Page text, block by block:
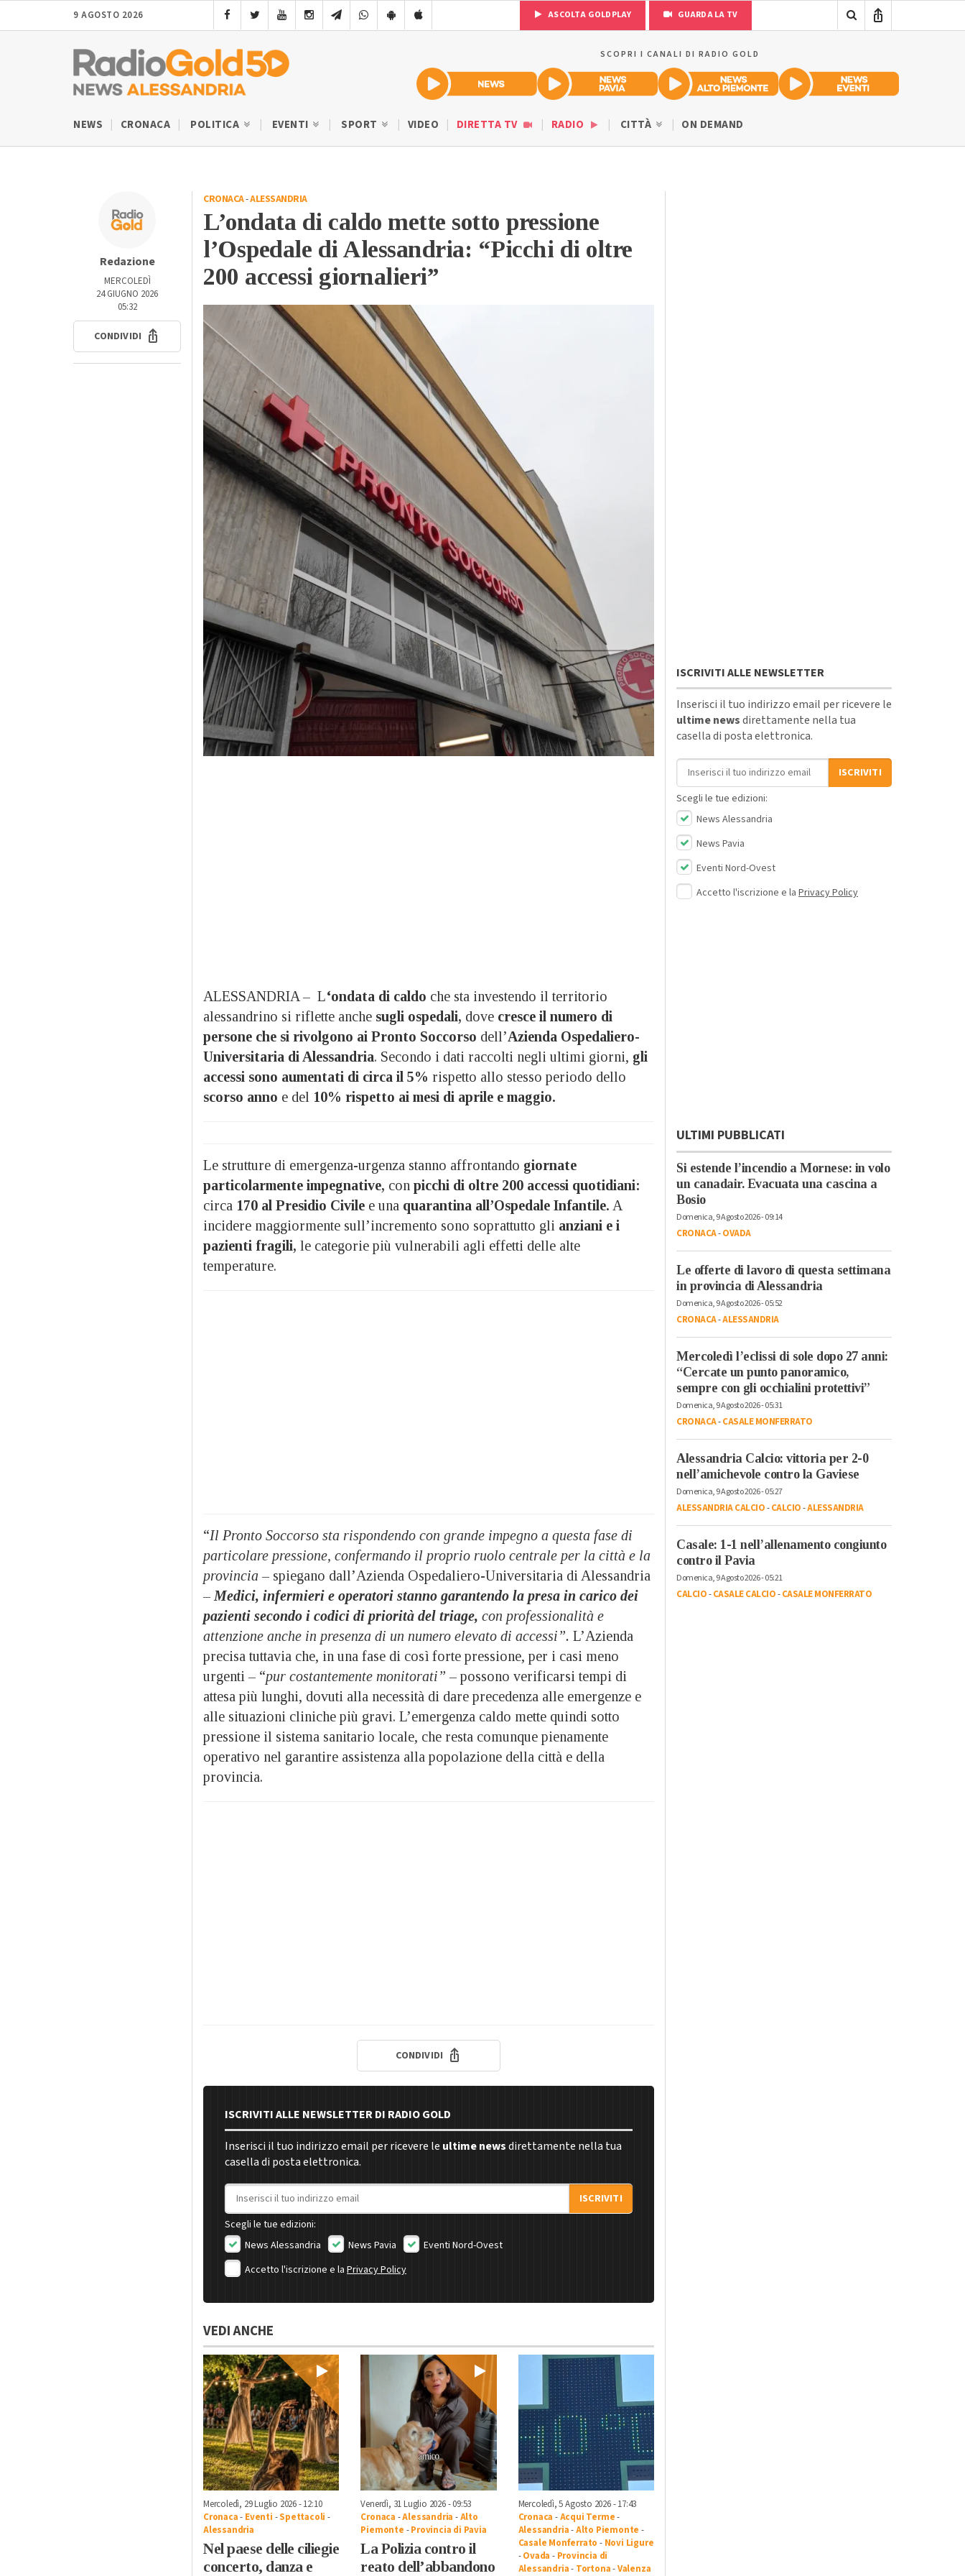
9 AGOSTO 2026 ASCOLTA GOLDPLAY GUARDA LA TV
SCOPRI I CANALI DI RADIO GOLD
NEWS CRONACA POLITICA EVENTI SPORT VIDEO DIRETTA TV RADIO CITTÀ ON DEMAND
Redazione
MERCOLEDÌ
24 GIUGNO 2026
05:32
CONDIVIDI
CRONACA-ALESSANDRIA
L’ondata di caldo mette sotto pressione
l’Ospedale di Alessandria: “Picchi di oltre
200 accessi giornalieri”
ALESSANDRIA – L‘ondata di caldo che sta investendo il territorio
alessandrino si riflette anche sugli ospedali, dove cresce il numero di
persone che si rivolgono ai Pronto Soccorso dell’Azienda Ospedaliero-
Universitaria di Alessandria. Secondo i dati raccolti negli ultimi giorni, gli
accessi sono aumentati di circa il 5% rispetto allo stesso periodo dello
scorso anno e del 10% rispetto ai mesi di aprile e maggio.
Le strutture di emergenza-urgenza stanno affrontando giornate
particolarmente impegnative, con picchi di oltre 200 accessi quotidiani:
circa 170 al Presidio Civile e una quarantina all’Ospedale Infantile. A
incidere maggiormente sull’incremento sono soprattutto gli anziani e i
pazienti fragili, le categorie più vulnerabili agli effetti delle alte
temperature.
“Il Pronto Soccorso sta rispondendo con grande impegno a questa fase di
particolare pressione, confermando il proprio ruolo centrale per la città e la
provincia– spiegano dall’Azienda Ospedaliero-Universitaria di Alessandria
– Medici, infermieri e operatori stanno garantendo la presa in carico dei
pazienti secondo i codici di priorità del triage, con professionalità e
attenzione anche in presenza di un numero elevato di accessi”. L’Azienda
precisa tuttavia che, in una fase di così forte pressione, per i casi meno
urgenti – “pur costantemente monitorati” – possono verificarsi tempi di
attesa più lunghi, dovuti alla necessità di dare precedenza alle emergenze e
alle situazioni cliniche più gravi. L’emergenza caldo mette quindi sotto
pressione il sistema sanitario locale, che resta comunque pienamente
operativo nel garantire assistenza alla popolazione della città e della
provincia.
CONDIVIDI
ISCRIVITI ALLE NEWSLETTER DI RADIO GOLD
Inserisci il tuo indirizzo email per ricevere le ultime newsdirettamente nella tua
casella di posta elettronica.
Indirizzo email
ISCRIVITI
Scegli le tue edizioni:
News Alessandria
News Pavia
Eventi Nord-Ovest
Accetto l'iscrizione e la Privacy Policy
VEDI ANCHE
Mercoledì, 29 Luglio 2026 - 12:10
Cronaca- Eventi -Spettacoli -
Alessandria
Nel paese delle ciliegie
concerto, danza e
Venerdì, 31 Luglio 2026 - 09:53
Cronaca -Alessandria -Alto
Piemonte -Provincia di Pavia
La Polizia contro il
reato dell’abbandono
Mercoledì, 5 Agosto 2026 - 17:43
Cronaca -Acqui Terme-
Alessandria-Alto Piemonte -
Casale Monferrato - Novi Ligure
-Ovada - Provincia di
Alessandria- Tortona-Valenza
ISCRIVITI ALLE NEWSLETTER
Inserisci il tuo indirizzo email per ricevere le
ultime newsdirettamente nella tua
casella di posta elettronica.
Indirizzo email
ISCRIVITI
Scegli le tue edizioni:
News Alessandria
News Pavia
Eventi Nord-Ovest
Accetto l'iscrizione e la Privacy Policy
ULTIMI PUBBLICATI
Si estende l’incendio a Mornese: in volo
un canadair. Evacuata una cascina a
Bosio
Domenica, 9 Agosto 2026 - 09:14
CRONACA-OVADA
Le offerte di lavoro di questa settimana
in provincia di Alessandria
Domenica, 9 Agosto 2026 - 05:52
CRONACA-ALESSANDRIA
Mercoledì l’eclissi di sole dopo 27 anni:
“Cercate un punto panoramico,
sempre con gli occhialini protettivi”
Domenica, 9 Agosto 2026 - 05:31
CRONACA-CASALE MONFERRATO
Alessandria Calcio: vittoria per 2-0
nell’amichevole contro la Gaviese
Domenica, 9 Agosto 2026 - 05:27
ALESSANDRIA CALCIO-CALCIO-ALESSANDRIA
Casale: 1-1 nell’allenamento congiunto
contro il Pavia
Domenica, 9 Agosto 2026 - 05:21
CALCIO-CASALE CALCIO-CASALE MONFERRATO